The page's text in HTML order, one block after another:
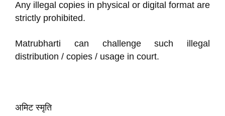
Any illegal copies in physical or digital format are
strictly prohibited.
Matrubharti can challenge such illegal
distribution / copies / usage in court.
अमिट स्मृति